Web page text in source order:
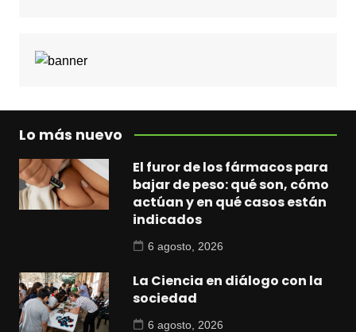
Lo más nuevo
El furor de los fármacos para
bajar de peso: qué son, cómo
actúan y en qué casos están
indicados
6 agosto, 2026
La Ciencia en diálogo con la
sociedad
6 agosto, 2026